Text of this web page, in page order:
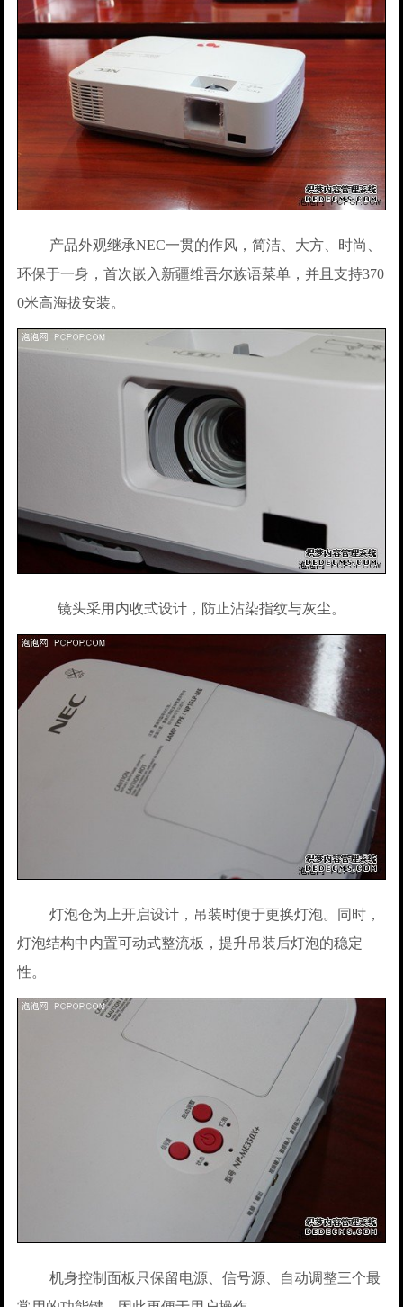
产品外观继承NEC一贯的作风，简洁、大方、时尚、
环保于一身，首次嵌入新疆维吾尔族语菜单，并且支持370
0米高海拔安装。
镜头采用内收式设计，防止沾染指纹与灰尘。
灯泡仓为上开启设计，吊装时便于更换灯泡。同时，
灯泡结构中内置可动式整流板，提升吊装后灯泡的稳定
性。
机身控制面板只保留电源、信号源、自动调整三个最